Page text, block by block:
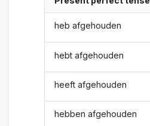
heb afgehouden
hebt afgehouden
heeft afgehouden
hebben afgehouden